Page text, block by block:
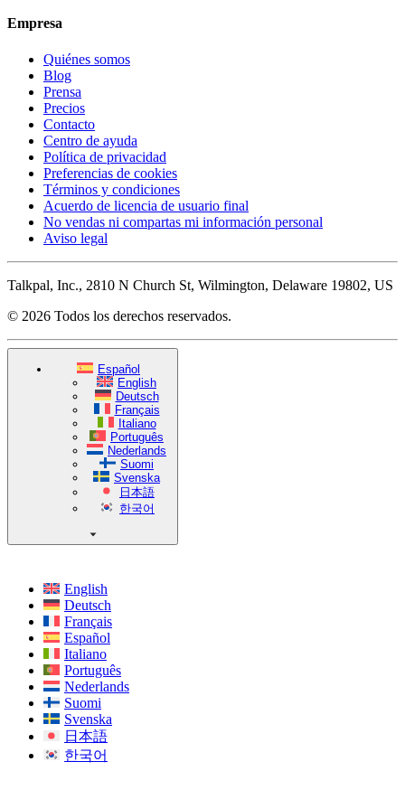
Empresa
Quiénes somos
Blog
Prensa
Precios
Contacto
Centro de ayuda
Política de privacidad
Preferencias de cookies
Términos y condiciones
Acuerdo de licencia de usuario final
No vendas ni compartas mi información personal
Aviso legal
Talkpal, Inc., 2810 N Church St, Wilmington, Delaware 19802, US
© 2026 Todos los derechos reservados.
Español
English
Deutsch
Français
Italiano
Português
Nederlands
Suomi
Svenska
日本語
한국어
English
Deutsch
Français
Español
Italiano
Português
Nederlands
Suomi
Svenska
日本語
한국어